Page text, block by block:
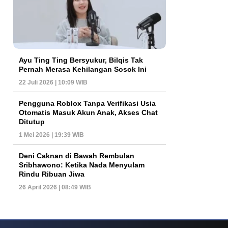
Ayu Ting Ting Bersyukur, Bilqis Tak
Pernah Merasa Kehilangan Sosok Ini
22 Juli 2026 | 10:09 WIB
Pengguna Roblox Tanpa Verifikasi Usia
Otomatis Masuk Akun Anak, Akses Chat
Ditutup
1 Mei 2026 | 19:39 WIB
Deni Caknan di Bawah Rembulan
Sribhawono: Ketika Nada Menyulam
Rindu Ribuan Jiwa
26 April 2026 | 08:49 WIB